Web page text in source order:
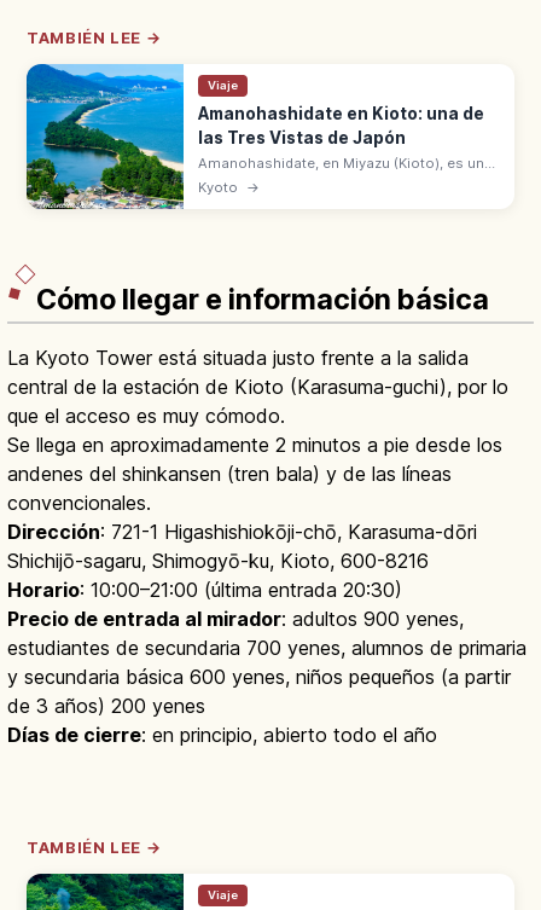
TAMBIÉN LEE →
Viaje
Amanohashidate en Kioto: una de
las Tres Vistas de Japón
Amanohashidate, en Miyazu (Kioto), es una
de las Tres Vistas de Japón con
Matsushima y Miyajima. Banco de arena de
Kyoto →
Cómo llegar e información básica
La Kyoto Tower está situada justo frente a la salida
central de la estación de Kioto (Karasuma-guchi), por lo
que el acceso es muy cómodo.
Se llega en aproximadamente 2 minutos a pie desde los
andenes del shinkansen (tren bala) y de las líneas
convencionales.
Dirección: 721-1 Higashishiokōji-chō, Karasuma-dōri
Shichijō-sagaru, Shimogyō-ku, Kioto, 600-8216
Horario: 10:00–21:00 (última entrada 20:30)
Precio de entrada al mirador: adultos 900 yenes,
estudiantes de secundaria 700 yenes, alumnos de primaria
y secundaria básica 600 yenes, niños pequeños (a partir
de 3 años) 200 yenes
Días de cierre: en principio, abierto todo el año
TAMBIÉN LEE →
Viaje